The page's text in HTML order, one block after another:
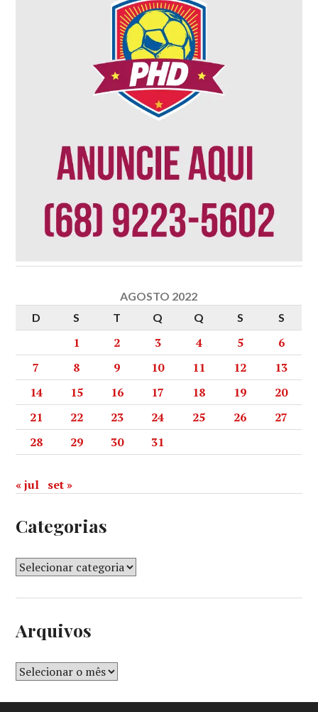
AGOSTO 2022
D
S T Q Q S S
1 2 3 4 5
6
7
8 9 10 11 12
13
14
15 16 17 18 19
20
21
22 23 24 25 26
27
28
29 30 31
« jul set »
Categorias
Arquivos